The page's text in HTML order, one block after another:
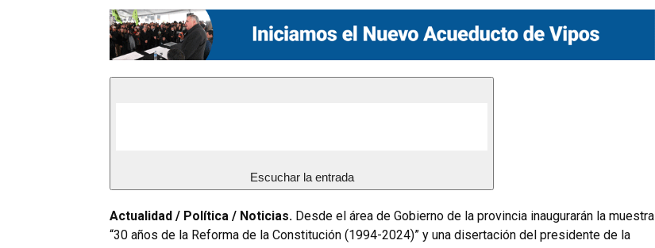
Escuchar la entrada
Actualidad / Política / Noticias. Desde el área de Gobierno de la provincia inaugurarán la muestra
“30 años de la Reforma de la Constitución (1994-2024)” y una disertación del presidente de la